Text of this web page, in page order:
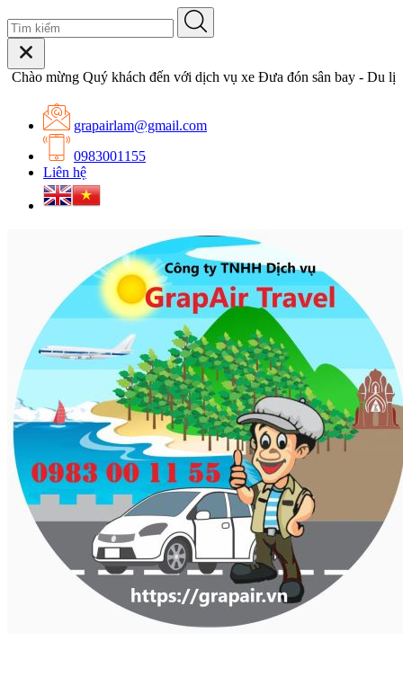
mừng Quý khách đến với dịch vụ xe Đưa đón sân bay - Du lịch
grapairlam@gmail.com
0983001155
Liên hệ